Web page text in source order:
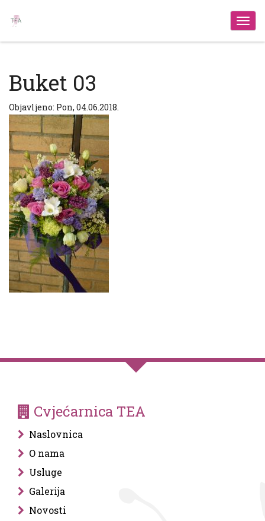
Buket 03
Objavljeno: Pon, 04.06.2018.
Cvjećarnica TEA
Naslovnica
O nama
Usluge
Galerija
Novosti